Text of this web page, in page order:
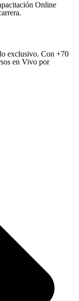
Online
exclusivo. Con +70
en Vivo por